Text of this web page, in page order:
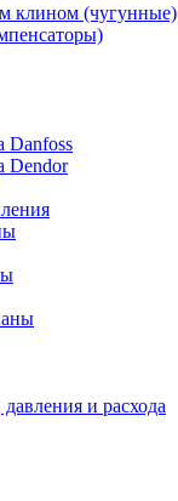
клином (чугунные)
Danfoss
Dendor
и расхода